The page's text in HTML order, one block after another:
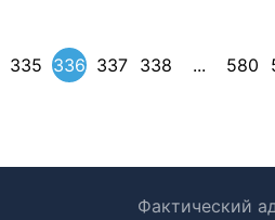
335 336 337 338 ... 580
Фактический